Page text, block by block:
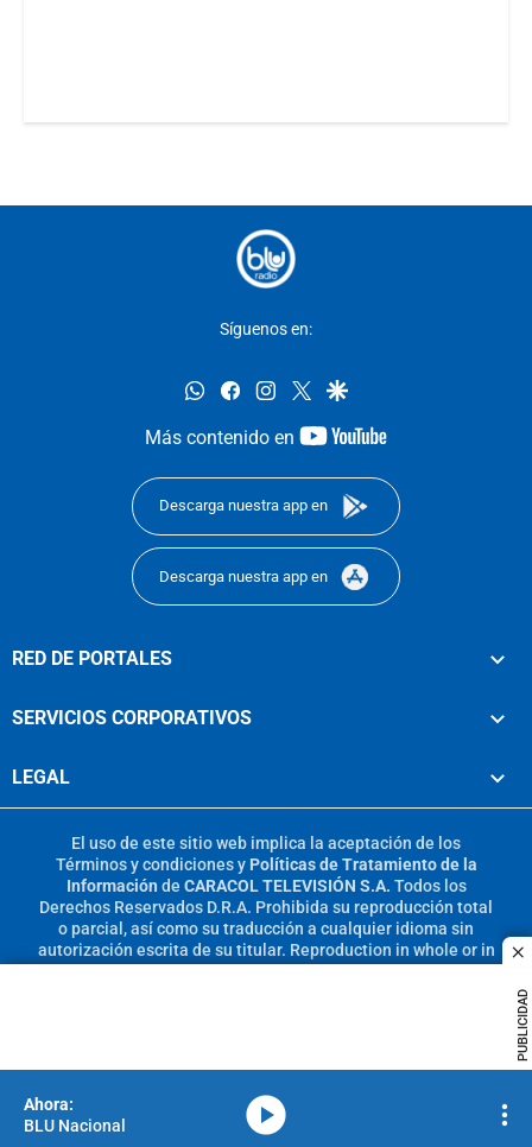
PUBLICIDAD
Síguenos en:
whatsappfacebookinstagram
twittergoogle
Más contenido en
youtube-
Descarga nuestra app en
Descarga nuestra app en
RED DE PORTALES
SERVICIOS CORPORATIVOS
LEGAL
El uso de este sitio web implica la aceptación de los
Términos y condicionesy Políticas de Tratamiento de la
Información de CARACOL TELEVISIÓN S.A. Todos los
Derechos Reservados D.R.A. Prohibida su reproducción total
o parcial, así como su traducción a cualquier idioma sin
autorización escrita de su titular. Reproduction in whole or in
BLU Nacional